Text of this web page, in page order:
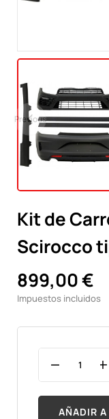
Previous
Kit de
Scirocco
899,00 €
Impuestos incluidos
AÑADIR